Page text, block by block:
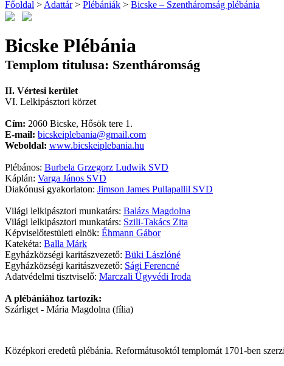
Főoldal > Adattár> Plébániák > Bicske – Szentháromság plébánia
Bicske Plébánia
Templom titulusa: Szentháromság
II. Vértesi kerület
VI. Lelkipásztori körzet
Cím: 2060 Bicske, Hősök tere 1.
E-mail: bicskeiplebania@gmail.com
Weboldal: www.bicskeiplebania.hu
Plébános: Burbela Grzegorz Ludwik SVD
Káplán: Varga János SVD
Diakónusi gyakorlaton: Jimson James Pullapallil SVD
Világi lelkipásztori munkatárs: Balázs Magdolna
Világi lelkipásztori munkatárs: Szili-Takács Zita
Képviselőtestületi elnök: Éhmann Gábor
Katekéta: Balla Márk
Egyházközségi karitászvezető: Büki Lászlóné
Egyházközségi karitászvezető: Sági Ferencné
Adatvédelmi tisztviselő: Marczali Ügyvédi Iroda
A plébániához tartozik:
Szárliget - Mária Magdolna (fília)
Középkori eredetû plébánia. Reformátusoktól templomát 1701-ben